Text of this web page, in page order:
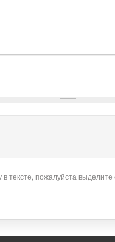
в тексте, пожалуйста